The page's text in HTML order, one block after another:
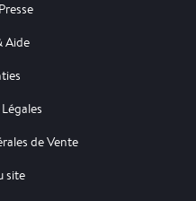
Aide
de Vente
site